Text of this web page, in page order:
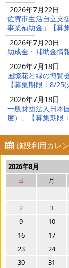
2026年7月22日
佐賀市生活自立支
事業補助金」【募
2026年7月20日
助成金・補助金情
2026年7月18日
国際花と緑の博覧
【募集期限：8/25(
2026年7月18日
一般財団法人日本
度）」【募集期限
施設利用カレ
2026年8月
日
月
2
3
9
10
16
17
23
24
30
31